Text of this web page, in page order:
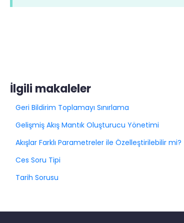
İlgili makaleler
Geri Bildirim Toplamayı Sınırlama
Gelişmiş Akış Mantık Oluşturucu Yönetimi
Akışlar Farklı Parametreler ile Özelleştirilebilir mi?
Ces Soru Tipi
Tarih Sorusu